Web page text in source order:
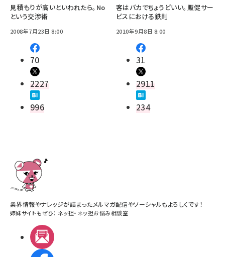
見積もりが高いといわれたら。No
という交渉術
2008年7月23日 8:00
70
2227
996
客はバカでちょうどいい。販促サー
ビスにおける鉄則
2010年9月8日 8:00
31
2911
234
業界情報やナレッジが詰まったメルマガ配信やソーシャルもよろしくです！
姉妹サイトもぜひ： ネッ担・ ネッ担お悩み相談室